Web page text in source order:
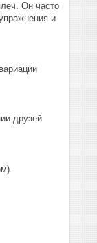
Он часто
и
друзей